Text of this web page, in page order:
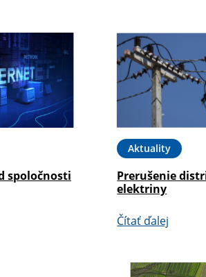
spoločnosti
Aktuality
Prerušenie
elektriny
Čítať ďalej